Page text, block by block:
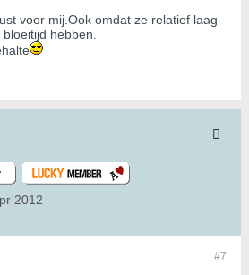
voor mij.Ook omdat ze relatief laag
hebben.
2012
#7